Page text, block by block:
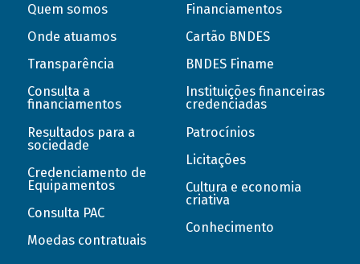
Quem somos
Onde atuamos
Transparência
Consulta a
financiamentos
Resultados para a
sociedade
Credenciamento de
Equipamentos
Consulta PAC
Moedas contratuais
Financiamentos
Cartão BNDES
BNDES Finame
Instituições financeiras
credenciadas
Patrocínios
Licitações
Cultura e economia
criativa
Conhecimento